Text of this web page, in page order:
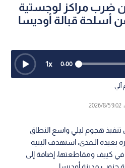
ضرب مراكز لوجستية
0:00
1x
آلي
:
9:02 2026/8/5
تنفيذ هجوم ليلي واسع النطاق
الـمدى، استهدف البنية
في كييف ومقاطعتها، إضافة إلى